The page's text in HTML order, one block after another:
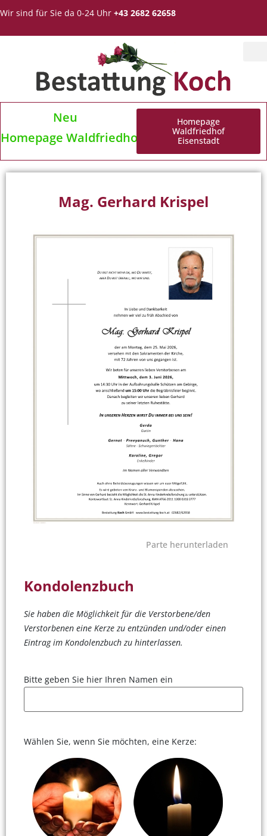
Wir sind für Sie da 0-24 Uhr +43 2682 62658
Neu
Homepage Waldfriedhof Eisenstadt
Homepage
Waldfriedhof
Eisenstadt
Mag. Gerhard Krispel
Parte herunterladen
Kondolenzbuch
Sie haben die Möglichkeit für die Verstorbene/den
Verstorbenen eine Kerze zu entzünden und/oder einen
Eintrag im Kondolenzbuch zu hinterlassen.
Bitte geben Sie hier Ihren Namen ein
Wählen Sie, wenn Sie möchten, eine Kerze: